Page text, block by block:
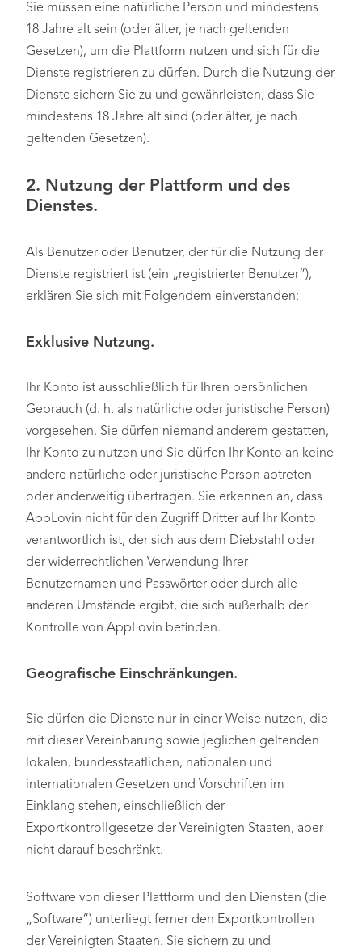
Sie müssen eine natürliche Person und mindestens
18 Jahre alt sein (oder älter, je nach geltenden
Gesetzen), um die Plattform nutzen und sich für die
Dienste registrieren zu dürfen. Durch die Nutzung der
Dienste sichern Sie zu und gewährleisten, dass Sie
mindestens 18 Jahre alt sind (oder älter, je nach
geltenden Gesetzen).
2. Nutzung der Plattform und des
Dienstes.
Als Benutzer oder Benutzer, der für die Nutzung der
Dienste registriert ist (ein „registrierter Benutzer“),
erklären Sie sich mit Folgendem einverstanden:
Exklusive Nutzung.
Ihr Konto ist ausschließlich für Ihren persönlichen
Gebrauch (d. h. als natürliche oder juristische Person)
vorgesehen. Sie dürfen niemand anderem gestatten,
Ihr Konto zu nutzen und Sie dürfen Ihr Konto an keine
andere natürliche oder juristische Person abtreten
oder anderweitig übertragen. Sie erkennen an, dass
AppLovin nicht für den Zugriff Dritter auf Ihr Konto
verantwortlich ist, der sich aus dem Diebstahl oder
der widerrechtlichen Verwendung Ihrer
Benutzernamen und Passwörter oder durch alle
anderen Umstände ergibt, die sich außerhalb der
Kontrolle von AppLovin befinden.
Geografische Einschränkungen.
Sie dürfen die Dienste nur in einer Weise nutzen, die
mit dieser Vereinbarung sowie jeglichen geltenden
lokalen, bundesstaatlichen, nationalen und
internationalen Gesetzen und Vorschriften im
Einklang stehen, einschließlich der
Exportkontrollgesetze der Vereinigten Staaten, aber
nicht darauf beschränkt.
Software von dieser Plattform und den Diensten (die
„Software“) unterliegt ferner den Exportkontrollen
der Vereinigten Staaten. Sie sichern zu und